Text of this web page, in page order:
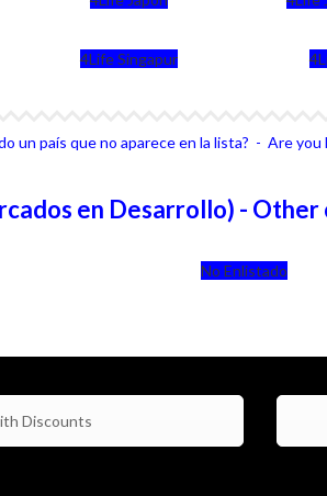
4Life Singapur
un país que no aparece en la lista? - Are
en Desarrollo) -
No Enlistado
Discounts